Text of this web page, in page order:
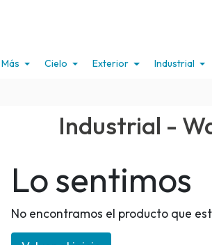
Más Cielo Exterior Industrial
Industrial -
Lo sentimos
No encontramos el producto que